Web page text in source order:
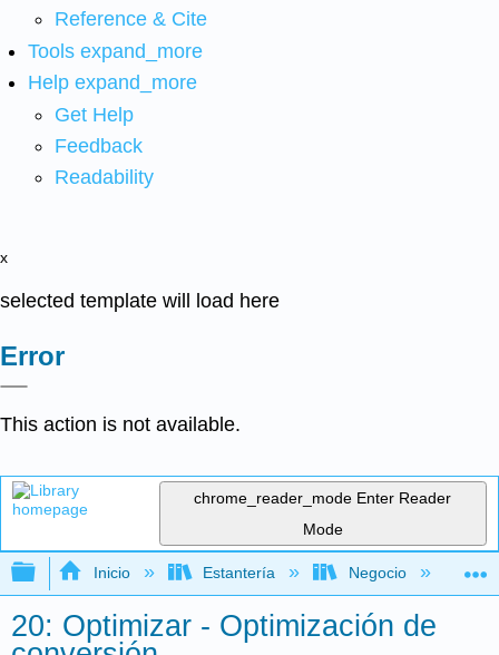
Reference & Cite
Tools expand_more
Help expand_more
Get Help
Feedback
Readability
x
selected template will load here
Error
This action is not available.
chrome_reader_mode Enter Reader
Mode
Expandir/contraer jerarquía global
Inicio Estantería Negocio
20: Optimizar - Optimización de